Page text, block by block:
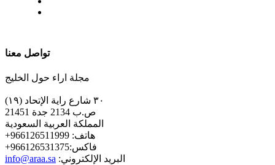
تواصل معنا
مجلة اراء حول الخليج
٣٠ شارع راية الإتحاد (١٩)
ص.ب 2134 جدة 21451
المملكة العربية السعودية
+هاتف: 966126511999
+فاكس:966126531375
info@araa.sa :البريد الإلكتروني